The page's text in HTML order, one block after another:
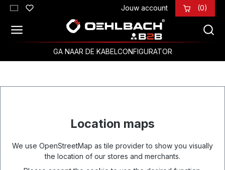
Ga naar de hoofdinhoud Jouw account (0)
GA NAAR DE KABELCONFIGURATOR
Location maps
We use OpenStreetMap as tile provider to show you visually
the location of our stores and merchants.